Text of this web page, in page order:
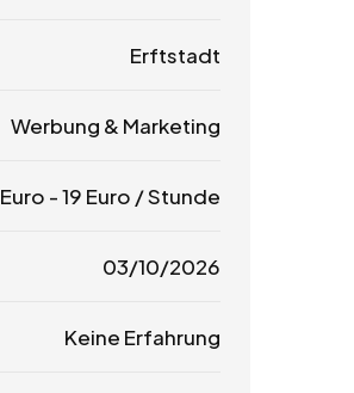
Erftstadt
Werbung & Marketing
Euro -19 Euro / Stunde
03/10/2026
Keine Erfahrung